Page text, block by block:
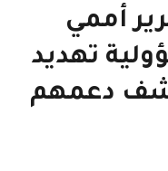
أممي
تهديد
دعمهم